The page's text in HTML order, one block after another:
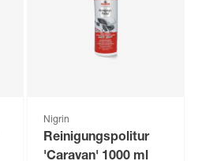
Nigrin
Reinigungspolitur
'Caravan' 1000 ml